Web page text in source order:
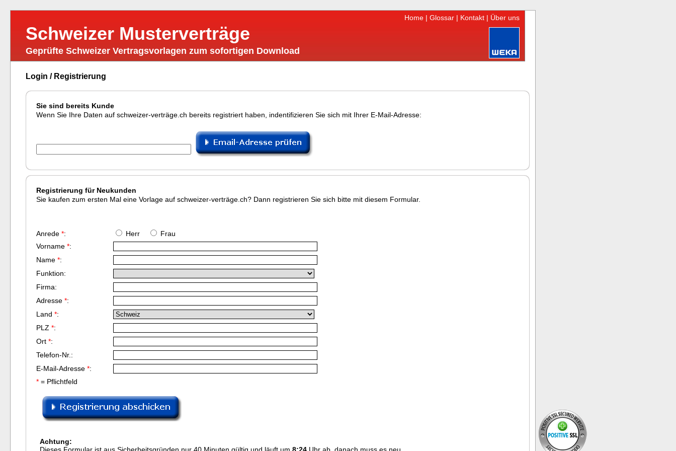
Home | Glossar | Kontakt | Über uns
Schweizer Musterverträge
Geprüfte Schweizer Vertragsvorlagen zum sofortigen Download
Login / Registrierung
Sie sind bereits Kunde
Wenn Sie Ihre Daten auf schweizer-verträge.ch bereits registriert haben, indentifizieren Sie sich mit Ihrer E-Mail-Adresse:
Registrierung für Neukunden
Sie kaufen zum ersten Mal eine Vorlage auf schweizer-verträge.ch? Dann registrieren Sie sich bitte mit diesem Formular.
Anrede *: Herr
Frau
Vorname *:
Name *:
Funktion:
Firma:
Adresse *:
Land *:
PLZ *:
Ort *:
Telefon-Nr.:
E-Mail-Adresse *:
* = Pflichtfeld
Achtung:
Dieses Formular ist aus Sicherheitsgründen nur 40 Minuten gültig und läuft um 8:24 Uhr ab, danach muss es neu